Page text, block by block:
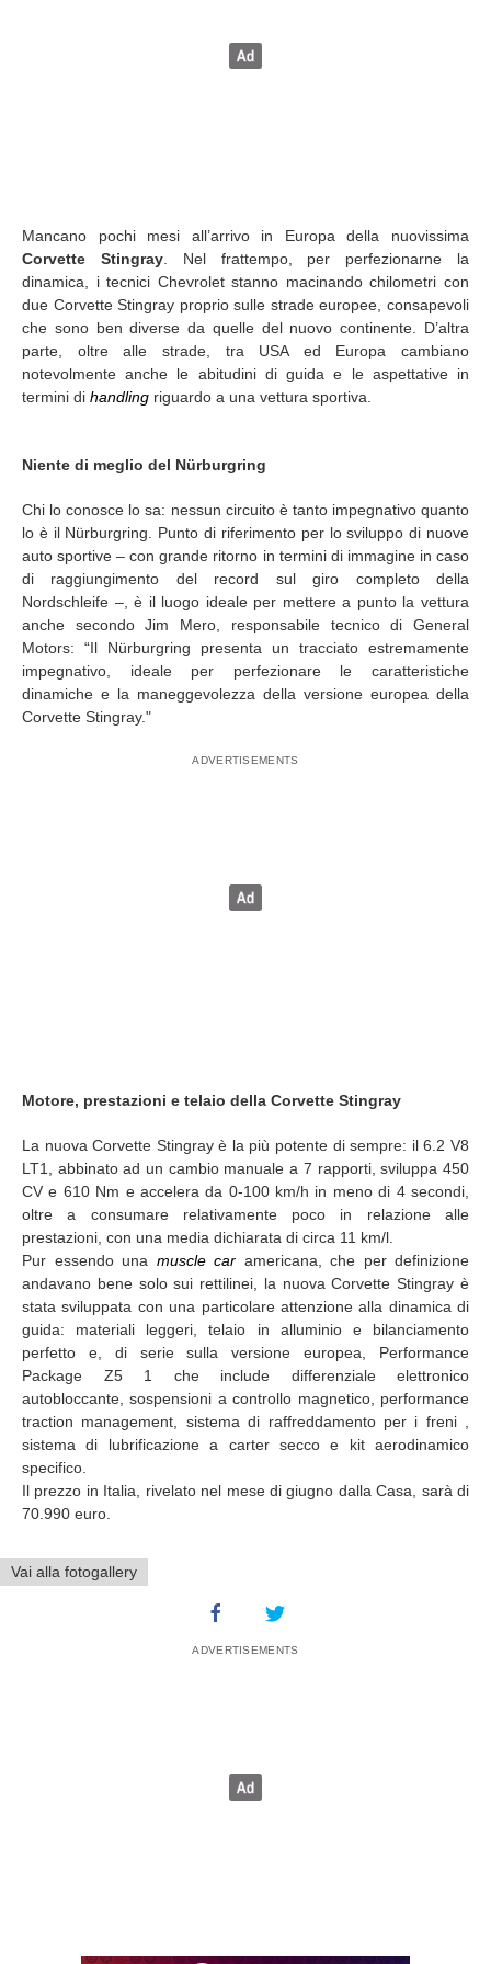
Mancano pochi mesi all’arrivo in Europa della nuovissima
Corvette Stingray. Nel frattempo, per perfezionarne la
dinamica, i tecnici Chevrolet stanno macinando chilometri con
due Corvette Stingray proprio sulle strade europee, consapevoli
che sono ben diverse da quelle del nuovo continente. D’altra
parte, oltre alle strade, tra USA ed Europa cambiano
notevolmente anche le abitudini di guida e le aspettative in
termini di handling riguardo a una vettura sportiva.
Niente di meglio del Nürburgring
Chi lo conosce lo sa: nessun circuito è tanto impegnativo quanto
lo è il Nürburgring. Punto di riferimento per lo sviluppo di nuove
auto sportive – con grande ritorno in termini di immagine in caso
di raggiungimento del record sul giro completo della
Nordschleife –, è il luogo ideale per mettere a punto la vettura
anche secondo Jim Mero, responsabile tecnico di General
Motors: “Il Nürburgring presenta un tracciato estremamente
impegnativo, ideale per perfezionare le caratteristiche
dinamiche e la maneggevolezza della versione europea della
Corvette Stingray."
Motore, prestazioni e telaio della Corvette Stingray
La nuova Corvette Stingray è la più potente di sempre: il 6.2 V8
LT1, abbinato ad un cambio manuale a 7 rapporti, sviluppa 450
CV e 610 Nm e accelera da 0-100 km/h in meno di 4 secondi,
oltre a consumare relativamente poco in relazione alle
prestazioni, con una media dichiarata di circa 11 km/l.
Pur essendo una muscle car americana, che per definizione
andavano bene solo sui rettilinei, la nuova Corvette Stingray è
stata sviluppata con una particolare attenzione alla dinamica di
guida: materiali leggeri, telaio in alluminio e bilanciamento
perfetto e, di serie sulla versione europea, Performance
Package Z5 1 che include differenziale elettronico
autobloccante, sospensioni a controllo magnetico, performance
traction management, sistema di raffreddamento per i freni ,
sistema di lubrificazione a carter secco e kit aerodinamico
specifico.
Il prezzo in Italia, rivelato nel mese di giugno dalla Casa, sarà di
70.990 euro.
Vai alla fotogallery